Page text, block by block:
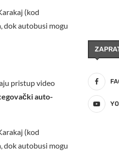
(kod
dok autobusi mogu
pristup video
auto-
(kod
dok autobusi mogu